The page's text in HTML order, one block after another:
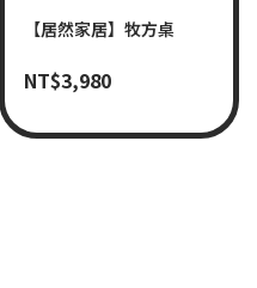
【居然家居】牧方桌
NT$3,980